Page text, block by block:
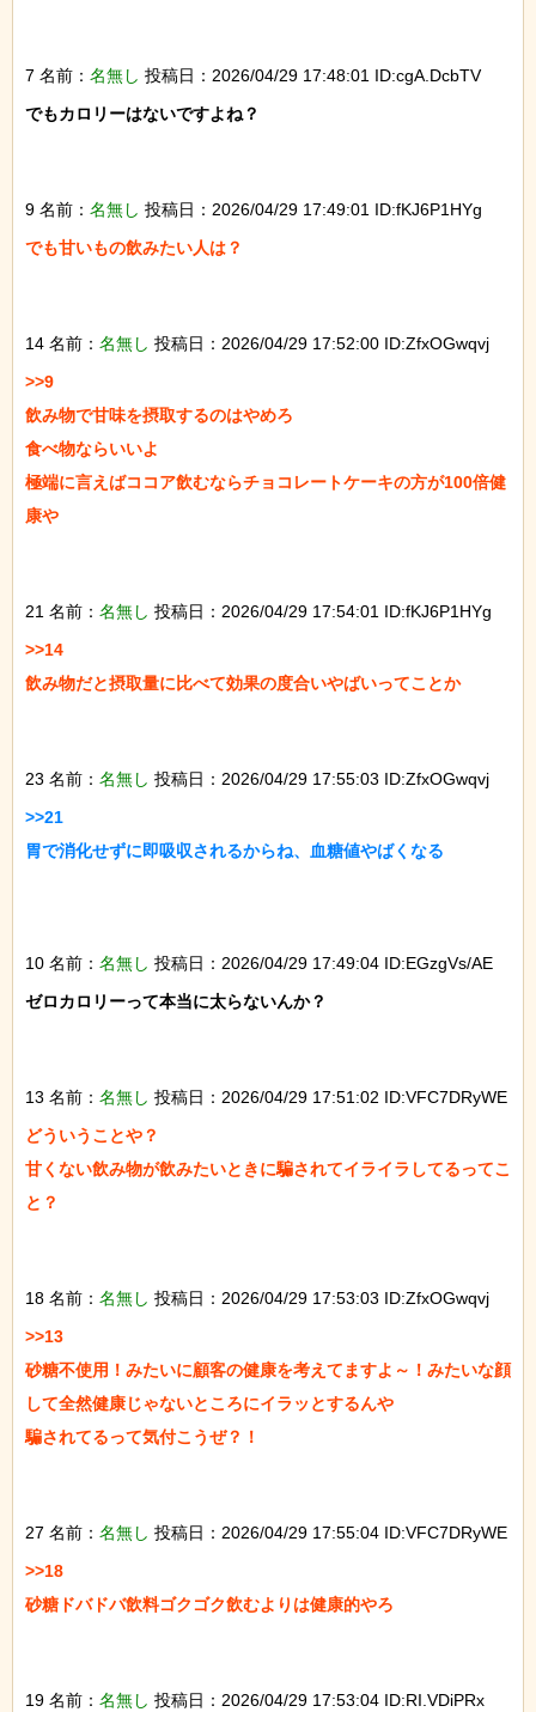
7 名前： 名無し 投稿日：2026/04/29 17:48:01 ID:cgA.DcbTV
でもカロリーはないですよね？
9 名前： 名無し 投稿日：2026/04/29 17:49:01 ID:fKJ6P1HYg
でも甘いもの飲みたい人は？
14 名前： 名無し 投稿日：2026/04/29 17:52:00 ID:ZfxOGwqvj
>>9
飲み物で甘味を摂取するのはやめろ
食べ物ならいいよ
極端に言えばココア飲むならチョコレートケーキの方が100倍健
康や
21 名前： 名無し 投稿日：2026/04/29 17:54:01 ID:fKJ6P1HYg
>>14
飲み物だと摂取量に比べて効果の度合いやばいってことか
23 名前： 名無し 投稿日：2026/04/29 17:55:03 ID:ZfxOGwqvj
>>21
胃で消化せずに即吸収されるからね、血糖値やばくなる
10 名前： 名無し 投稿日：2026/04/29 17:49:04 ID:EGzgVs/AE
ゼロカロリーって本当に太らないんか？
13 名前： 名無し 投稿日：2026/04/29 17:51:02 ID:VFC7DRyWE
どういうことや？
甘くない飲み物が飲みたいときに騙されてイライラしてるってこ
と？
18 名前： 名無し 投稿日：2026/04/29 17:53:03 ID:ZfxOGwqvj
>>13
砂糖不使用！みたいに顧客の健康を考えてますよ～！みたいな顔
して全然健康じゃないところにイラッとするんや
騙されてるって気付こうぜ？！
27 名前： 名無し 投稿日：2026/04/29 17:55:04 ID:VFC7DRyWE
>>18
砂糖ドバドバ飲料ゴクゴク飲むよりは健康的やろ
19 名前： 名無し 投稿日：2026/04/29 17:53:04 ID:RI.VDiPRx